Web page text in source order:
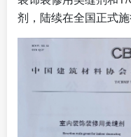
剂，陆续在全国正式施